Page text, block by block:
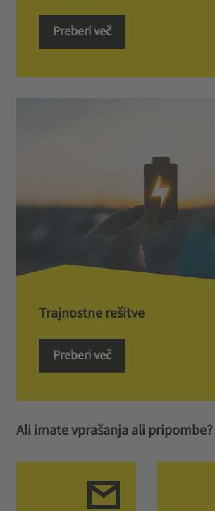
Preberi več
Trajnostne rešitve
Preberi več
Ali imate vprašanja ali pripombe?